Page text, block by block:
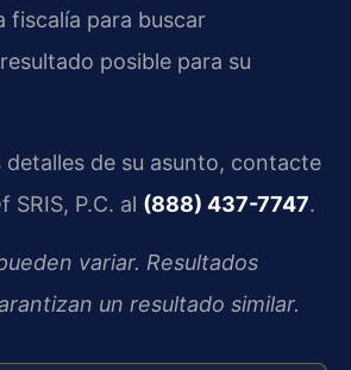
fiscalía para buscar
posible para su
detalles de su asunto, contacte
SRIS, P.C. al (888) 437-7747.
variar. Resultados
un resultado similar.